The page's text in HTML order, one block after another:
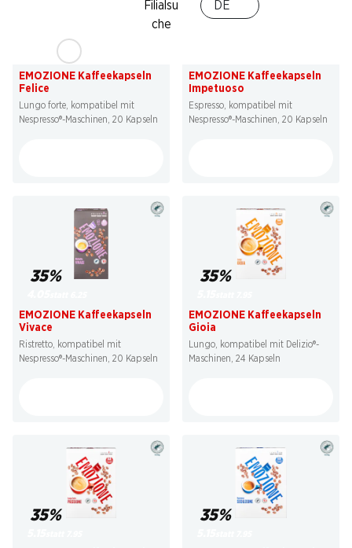
Filialsu
che
DE
statt 6.25
EMOZIONE Kaffeekapseln
Felice
Lungo forte, kompatibel mit
Nespresso®-Maschinen, 20 Kapseln
EMOZIONE Kaffeekapseln
Impetuoso
Espresso, kompatibel mit
Nespresso®-Maschinen, 20 Kapseln
35%
EMOZIONE Kaffeekapseln
Vivace
Ristretto, kompatibel mit
Nespresso®-Maschinen, 20 Kapseln
35%
EMOZIONE Kaffeekapseln
Gioia
Lungo, kompatibel mit Delizio®-
Maschinen, 24 Kapseln
35% 35%